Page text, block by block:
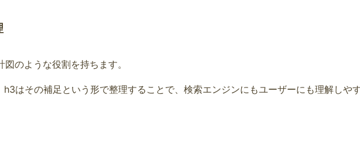
のような役割を持ちます。
h3はその補足という形で整理することで、検索エンジンにもユーザーにも理解しや